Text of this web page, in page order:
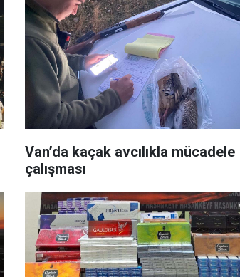
Van’da kaçak avcılıkla mücadele
çalışması